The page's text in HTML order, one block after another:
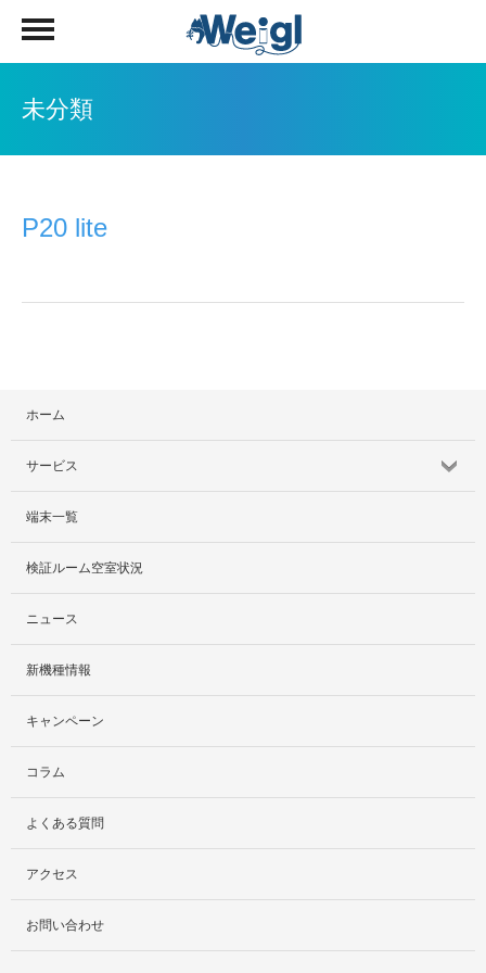
未分類
P20 lite
ホーム
サービス
サービス紹介
社外貸出プラン
検証ルーム
料金プラン
レンタルルームプラン
お手軽検証パック
端末一覧
検証ルーム空室状況
ニュース
新機種情報
キャンペーン
コラム
よくある質問
アクセス
お問い合わせ